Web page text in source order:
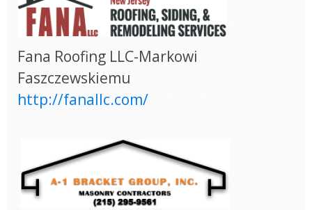
Fana Roofing LLC-Markowi
Faszczewskiemu
http://fanallc.com/